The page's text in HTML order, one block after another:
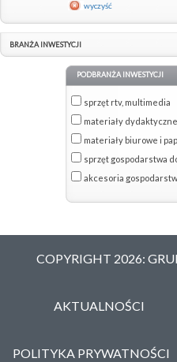
wyczyść
BRANŻA INWESTYCJI
PODBRANŻA INWESTYCJI
sprzęt rtv, multimedia
materiały dydaktyczne
materiały biurowe i
sprzęt gospodarstwa
akcesoria
COPYRIGHT 2026:
AKTUALNOŚCI
POLITYKA PRYWATNOŚCI